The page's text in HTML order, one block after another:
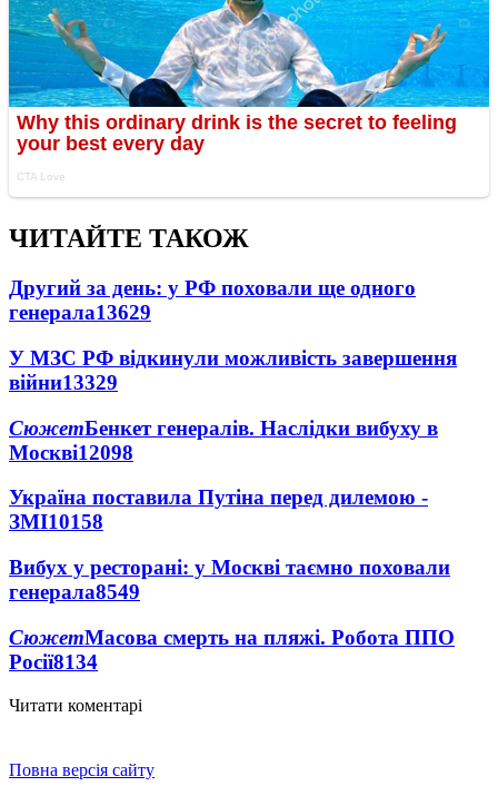
ЧИТАЙТЕ ТАКОЖ
Другий за день: у РФ поховали ще одного
генерала13629
У МЗС РФ відкинули можливість завершення
війни13329
СюжетБенкет генералів. Наслідки вибуху в
Москві12098
Україна поставила Путіна перед дилемою -
ЗМІ10158
Вибух у ресторані: у Москві таємно поховали
генерала8549
СюжетМасова смерть на пляжі. Робота ППО
Росії8134
Читати коментарі
Повна версія сайту